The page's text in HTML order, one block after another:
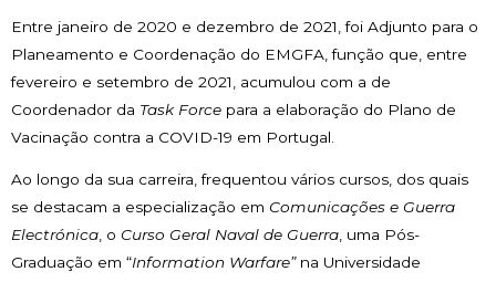
Entre janeiro de 2020 e dezembro de 2021, foi Adjunto para o
Planeamento e Coordenação do EMGFA, função que, entre
fevereiro e setembro de 2021, acumulou com a de
Coordenador da Task Force para a elaboração do Plano de
Vacinação contra a COVID-19 em Portugal.
Ao longo da sua carreira, frequentou vários cursos, dos quais
se destacam a especialização em Comunicações e Guerra
Electrónica, o Curso Geral Naval de Guerra, uma Pós-
Graduação em “Information Warfare”na Universidade